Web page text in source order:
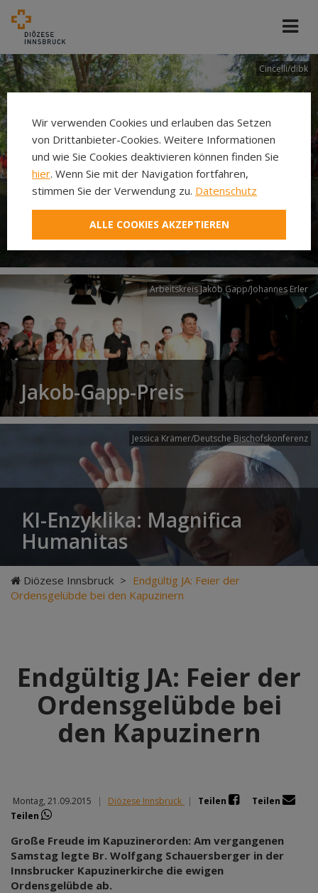
Cincelli/dibk
Neuer Pilgerweg Via
Laudato si’
Arbeitskreis Jakob Gapp/Johannes Erler
Jakob-Gapp-Preis
Jessica Krämer/Deutsche Bischofskonferenz
KI-Enzyklika: Magnifica
Humanitas
Diözese Innsbruck > Endgültig JA: Feier der
Ordensgelübde bei den Kapuzinern
Endgültig JA: Feier der
Ordensgelübde bei
den Kapuzinern
Montag, 21.09.2015 | Diözese Innsbruck | Teilen
Teilen
Teilen
Große Freude im Kapuzinerorden: Am vergangenen
Samstag legte Br. Wolfgang Schauersberger in der
Innsbrucker Kapuzinerkirche die ewigen
Ordensgelübde ab.
Wir verwenden Cookies und erlauben das Setzen
von Drittanbieter-Cookies. Weitere Informationen
und wie Sie Cookies deaktivieren können finden Sie
hier. Wenn Sie mit der Navigation fortfahren,
stimmen Sie der Verwendung zu. Datenschutz
ALLE COOKIES AKZEPTIEREN